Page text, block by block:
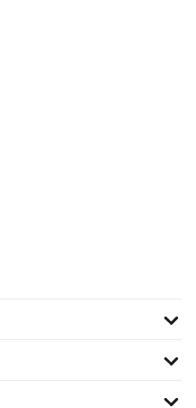
Größe. Beide top!
17/11/2023